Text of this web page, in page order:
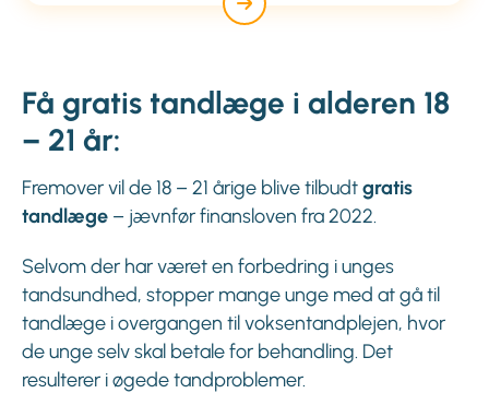
Få gratis tandlæge i alderen 18
– 21 år:
Fremover vil de 18 – 21 årige blive tilbudtgratis
tandlæge – jævnfør finansloven fra 2022.
Selvom der har været en forbedring i unges
tandsundhed, stopper mange unge med at gå til
tandlæge i overgangen til voksentandplejen, hvor
de unge selv skal betale for behandling. Det
resulterer i øgede tandproblemer.